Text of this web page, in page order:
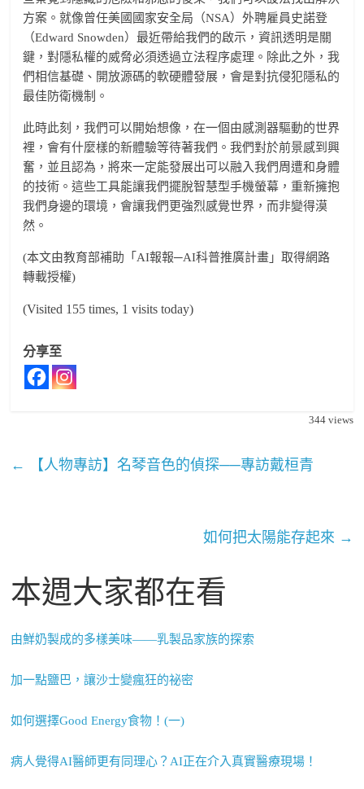
方案。就像曾任美國國家安全局（NSA）外聘雇員史諾登
（Edward Snowden）最近帶給我們的啟示，資訊透明是關
鍵，對隱私權的威脅必須透過立法程序處理。除此之外，我
們相信基礎、開放源碼的軟硬體發展，會是對抗侵犯隱私的
最佳防衛機制。
此時此刻，我們可以開始想像，在一個由感測器驅動的世界
裡，會有什麼樣的新體驗等待著我們。我們對於前景感到興
奮，並且認為，將來一定能發展出可以融入我們周遭和身體
的技術。這些工具能讓我們擺脫智慧型手機螢幕，重新擁抱
我們身邊的環境，會讓我們更強烈感覺世界，而非變得漠
然。
(本文由教育部補助「AI報報─AI科普推廣計畫」取得網路
轉載授權)
(Visited 155 times, 1 visits today)
分享至
344views
← 【人物專訪】名琴音色的偵探──專訪戴桓青
如何把太陽能存起來 →
本週大家都在看
由鮮奶製成的多樣美味——乳製品家族的探索
加一點鹽巴，讓沙士變瘋狂的祕密
如何選擇Good Energy食物！(一)
病人覺得AI醫師更有同理心？AI正在介入真實醫療現場！